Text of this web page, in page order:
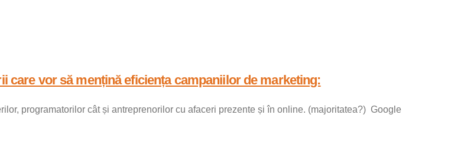
care vor să mențină eficiența campaniilor de marketing:
programatorilor cât și antreprenorilor cu afaceri prezente și în online. (majoritatea?) Google